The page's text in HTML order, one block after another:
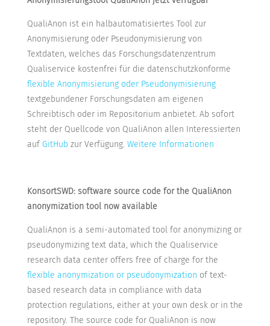
QualiAnon ist ein halbautomatisiertes Tool zur
Anonymisierung oder Pseudonymisierung von
Textdaten, welches das Forschungsdatenzentrum
Qualiservice kostenfrei für die datenschutzkonforme
flexible Anonymisierung oder Pseudonymisierung
textgebundener Forschungsdaten am eigenen
Schreibtisch oder im Repositorium anbietet. Ab sofort
steht der Quellcode von QualiAnon allen Interessierten
auf GitHubzur Verfügung. Weitere Informationen
KonsortSWD: software source code for the QualiAnon
anonymization tool now available
QualiAnon is a semi-automated tool for anonymizing or
pseudonymizing text data, which the Qualiservice
research data center offers free of charge for the
flexible anonymization or pseudonymization of text-
based research data in compliance with data
protection regulations, either at your own desk or in the
repository. The source code for QualiAnon is now